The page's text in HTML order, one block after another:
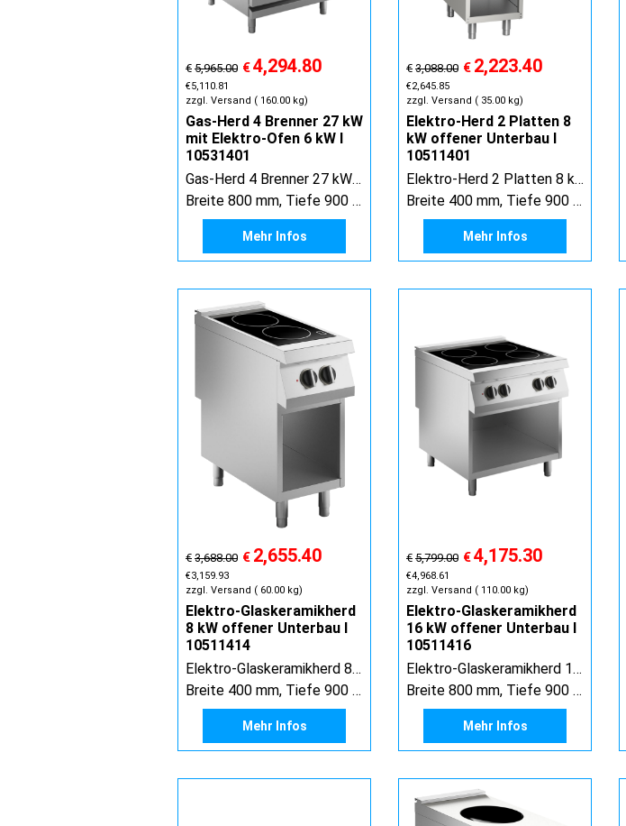
€ 5,965.00 €4,294.80
€5,110.81
zzgl. Versand
160.00 kg
Gas-Herd 4 Brenner 27 kW
mit Elektro-Ofen 6 kW I
10531401
Gas-Herd 4 Brenner 27 kW mit Elektro-Ofen 6 kW
Breite 800 mm, Tiefe 900 mm, Höhe 900 mm
Mehr Infos
€ 3,088.00 € 2,223.40
€2,645.85
zzgl. Versand
35.00 kg
Elektro-Herd 2 Platten 8
kW offener Unterbau I
10511401
Elektro-Herd 2 Platten 8 kW offener Unterbau
Breite 400 mm, Tiefe 900 mm, Höhe 900 mm
Mehr Infos
€ 3,688.00 € 2,655.40
€3,159.93
zzgl. Versand
60.00 kg
Elektro-Glaskeramikherd
8 kW offener Unterbau I
10511414
Elektro-Glaskeramikherd 8 kW offener Unterbau
Breite 400 mm, Tiefe 900 mm, Höhe 900 mm
Mehr Infos
€ 5,799.00 €4,175.30
€4,968.61
zzgl. Versand
110.00 kg
Elektro-Glaskeramikherd
16 kW offener Unterbau I
10511416
Elektro-Glaskeramikherd 16 kW offener Unterbau
Breite 800 mm, Tiefe 900 mm, Höhe 900 mm
Mehr Infos